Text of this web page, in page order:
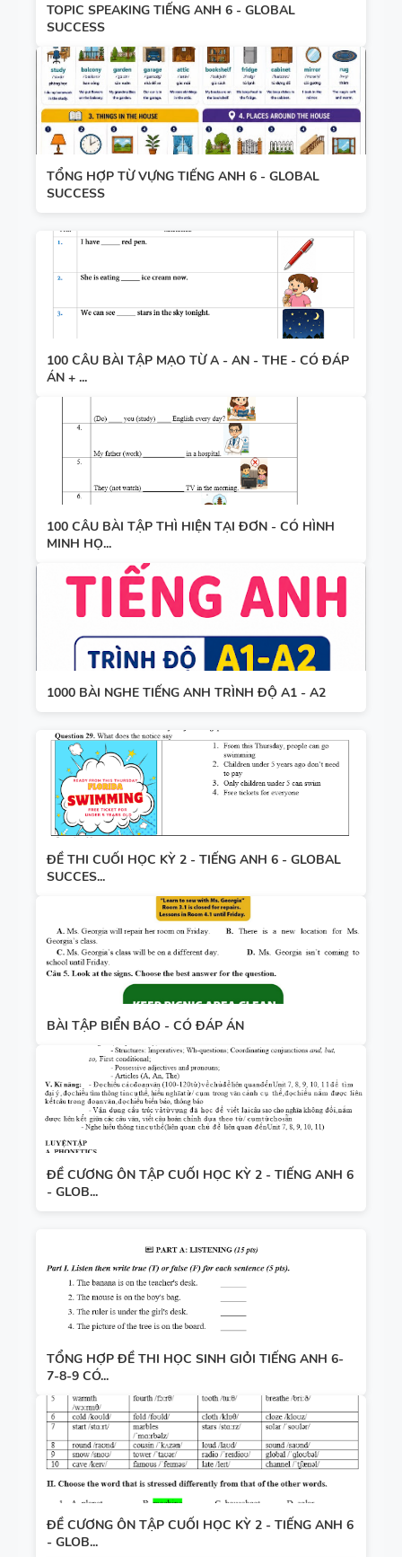
TOPIC SPEAKING TIẾNG ANH 6 - GLOBAL
SUCCESS
TỔNG HỢP TỪ VỰNG TIẾNG ANH 6 - GLOBAL
SUCCESS
100 CÂU BÀI TẬP MẠO TỪ A - AN - THE - CÓ ĐÁP
ÁN + ...
100 CÂU BÀI TẬP THÌ HIỆN TẠI ĐƠN - CÓ HÌNH
MINH HỌ...
1000 BÀI NGHE TIẾNG ANH TRÌNH ĐỘ A1 - A2
ĐỀ THI CUỐI HỌC KỲ 2 - TIẾNG ANH 6 - GLOBAL
SUCCES...
BÀI TẬP BIỂN BÁO - CÓ ĐÁP ÁN
ĐỀ CƯƠNG ÔN TẬP CUỐI HỌC KỲ 2 - TIẾNG ANH 6
- GLOB...
TỔNG HỢP ĐỀ THI HỌC SINH GIỎI TIẾNG ANH 6-
7-8-9 CÓ...
ĐỀ CƯƠNG ÔN TẬP CUỐI HỌC KỲ 2 - TIẾNG ANH 6
- GLOB...